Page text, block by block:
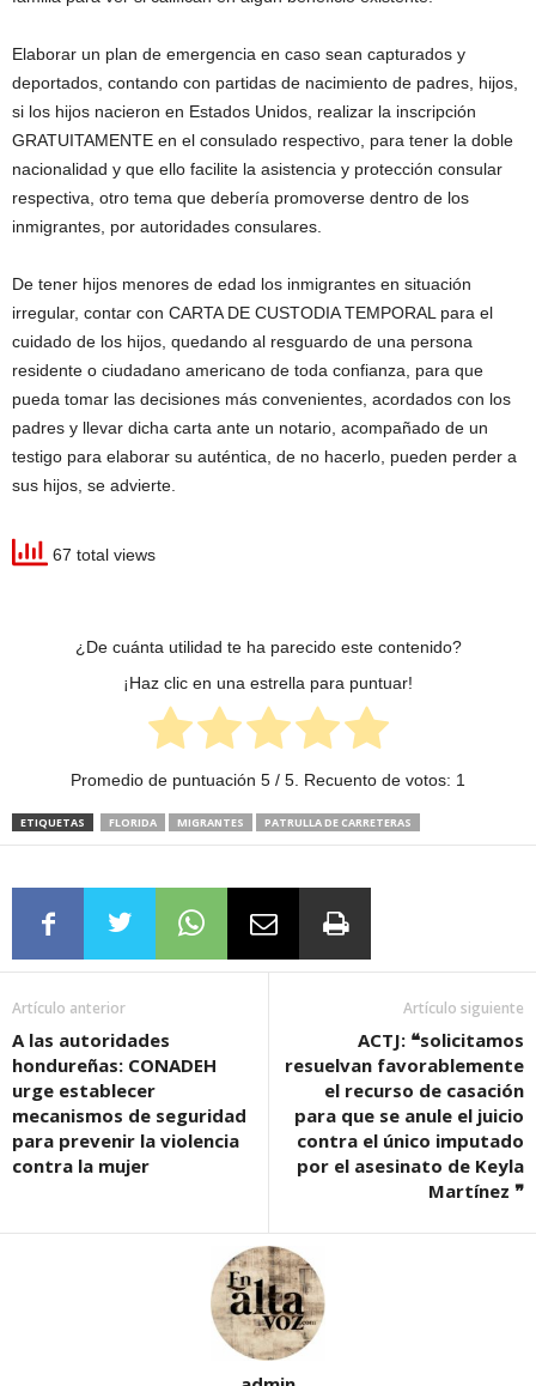
Elaborar un plan de emergencia en caso sean capturados y
deportados, contando con partidas de nacimiento de padres, hijos,
si los hijos nacieron en Estados Unidos, realizar la inscripción
GRATUITAMENTE en el consulado respectivo, para tener la doble
nacionalidad y que ello facilite la asistencia y protección consular
respectiva, otro tema que debería promoverse dentro de los
inmigrantes, por autoridades consulares.
De tener hijos menores de edad los inmigrantes en situación
irregular, contar con CARTA DE CUSTODIA TEMPORAL para el
cuidado de los hijos, quedando al resguardo de una persona
residente o ciudadano americano de toda confianza, para que
pueda tomar las decisiones más convenientes, acordados con los
padres y llevar dicha carta ante un notario, acompañado de un
testigo para elaborar su auténtica, de no hacerlo, pueden perder a
sus hijos, se advierte.
67 total views
¿De cuánta utilidad te ha parecido este contenido?
¡Haz clic en una estrella para puntuar!
Promedio de puntuación 5 / 5. Recuento de votos: 1
ETIQUETAS FLORIDA MIGRANTES PATRULLA DE CARRETERAS
Artículo anterior
A las autoridades
hondureñas: CONADEH
urge establecer
mecanismos de seguridad
para prevenir la violencia
contra la mujer
Artículo siguiente
ACTJ: ❝solicitamos
resuelvan favorablemente
el recurso de casación
para que se anule el juicio
contra el único imputado
por el asesinato de Keyla
Martínez ❞